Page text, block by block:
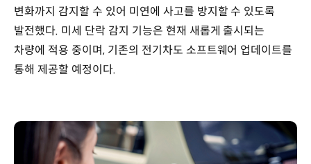
변화까지 감지할 수 있어 미연에 사고를 방지할 수 있도록
발전했다. 미세 단락 감지 기능은 현재 새롭게 출시되는
차량에 적용 중이며, 기존의 전기차도 소프트웨어 업데이트를
통해 제공할 예정이다.